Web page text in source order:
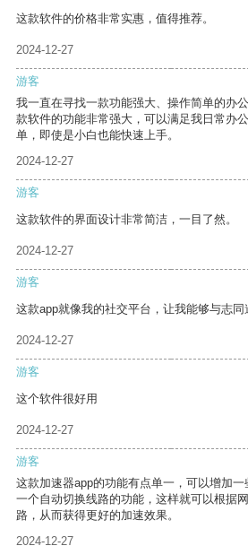
这款软件的价格非常实惠，值得推荐。
2024-12-27
游客
我一直在寻找一款功能强大、操作简单的办
款软件的功能非常强大，可以满足我日常办
单，即使是小白也能快速上手。
2024-12-27
游客
这款软件的界面设计非常简洁，一目了然。
2024-12-27
游客
这款app就像我的社交平台，让我能够与志同
2024-12-27
游客
这个软件很好用
2024-12-27
游客
这款加速器app的功能有点单一，可以增加
一个自动切换线路的功能，这样就可以根据
路，从而获得更好的加速效果。
2024-12-27